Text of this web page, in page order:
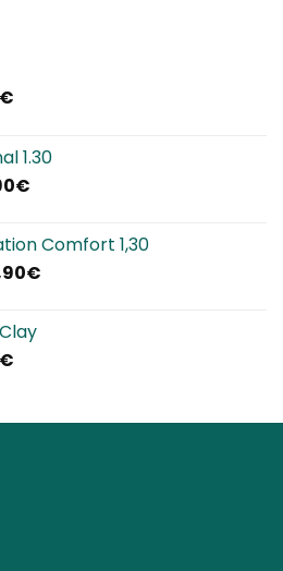
€Il
è:
8,50€.
1.30
€Il
è:
22,90€.
Comfort 1,30
€Il
€Il
è: